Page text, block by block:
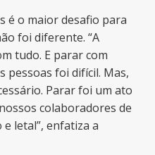
é o maior desafio para
foi diferente. “A
tudo. E parar com
pessoas foi difícil. Mas,
Parar foi um ato
colaboradores de
letal”, enfatiza a